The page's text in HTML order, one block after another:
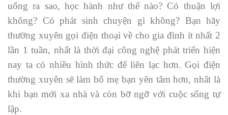
uống ra sao, học hành như thế nào? Có thuận lợi
không? Có phát sinh chuyện gì không? Bạn hãy
thường xuyên gọi điện thoại về cho gia đình ít nhất 2
lần 1 tuần, nhất là thời đại công nghệ phát triển hiện
nay ta có nhiều hình thức để liên lạc hơn. Gọi điện
thường xuyên sẽ làm bố mẹ bạn yên tâm hơn, nhất là
khi bạn mới xa nhà và còn bỡ ngỡ với cuộc sống tự
lập.